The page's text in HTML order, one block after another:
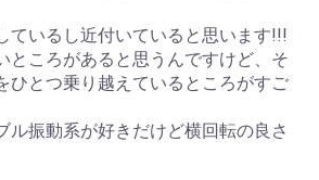
ているし近付いていると思います!!!
ところがあると思うんですけど、そ
ひとつ乗り越えているところがすご
ル振動系が好きだけど横回転の良さ